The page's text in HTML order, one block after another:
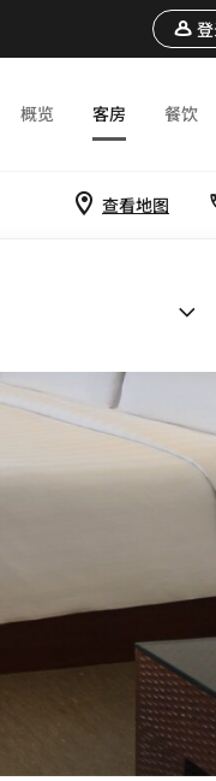
概览 客房 餐饮
查看地图